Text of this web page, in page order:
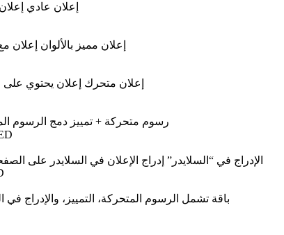
إعلان عادي
إعلان مميز بالألوان
إعلان
إعلان متحرك
إعلان يحتوي
رسوم متحركة + تمييز دمج الرسوم
الإدراج في “السلايدر” إدراج الإعلان في السلايدر على
باقة تشمل الرسوم المتحركة، التمييز، والإدراج في